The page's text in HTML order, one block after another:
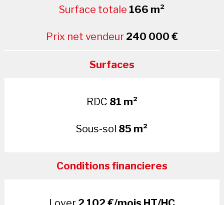
Surface totale 166 m²
Prix net vendeur 240 000 €
Surfaces
RDC 81 m²
Sous-sol 85 m²
Conditions financieres